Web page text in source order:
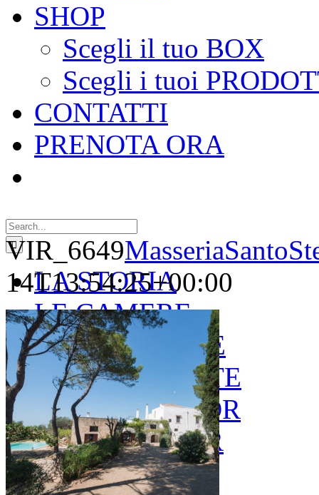
SHOP
Scegli il tuo BOX
Scegli i tuoi
CONTATTI
PRENOTA ORA
for:
LA STORIA
LE CAMERE
GOLD SUITE
GREEN SUITE
BLUE JUNIOR
RED JUNIOR
ESPERIENZE
VIR_6649
14T13:54:25+00:00